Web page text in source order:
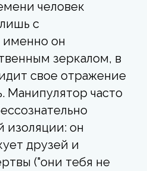
человек
с
именно он
зеркалом, в
свое отражение
Манипулятор часто
изоляции: он
друзей и
("они тебя не